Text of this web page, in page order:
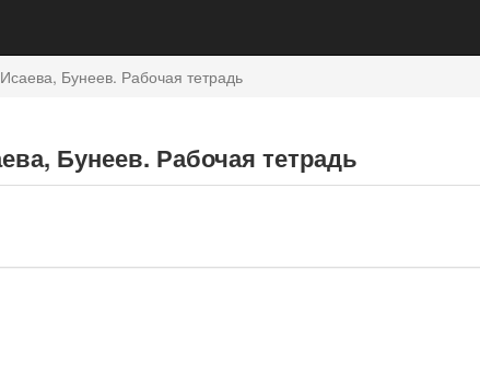
Исаева, Бунеев. Рабочая тетрадь
Бунеев. Рабочая тетрадь